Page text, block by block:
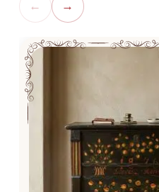
← →